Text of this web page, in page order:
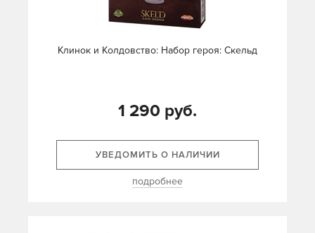
Клинок и Колдовство: Набор героя: Скельд
1 290 руб.
УВЕДОМИТЬ О НАЛИЧИИ
подробнее